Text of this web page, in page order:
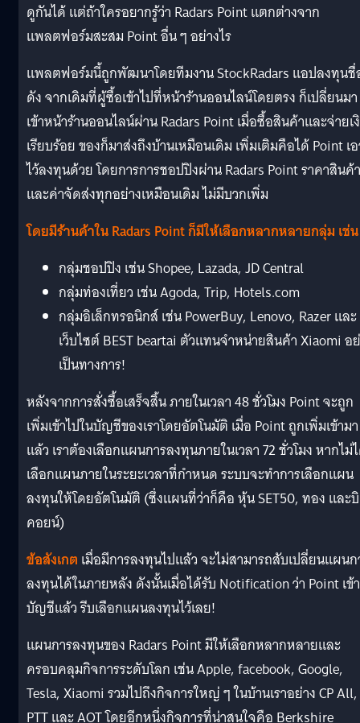
ดูกันได้ แต่ถ้าใครอยากรู้ว่า Radars Point แตกต่างจาก
แพลตฟอร์มสะสม Point อื่น ๆ อย่างไร
แพลตฟอร์มนี้ถูกพัฒนาโดยทีมงาน StockRadars แอปลงทุน
ดัง จากเดิมที่ผู้ซื้อเข้าไปที่หน้าร้านออนไลน์โดยตรง ก็เปลี่ยนมา
เข้าหน้าร้านออนไลน์ผ่าน Radars Point เมื่อซื้อสินค้าและจ่ายเ
เรียบร้อย ของก็มาส่งถึงบ้านเหมือนเดิม เพิ่มเติมคือได้ Point เ
ไว้ลงทุนด้วย โดยการการชอปปิงผ่าน Radars Point ราคาสินค้า
และค่าจัดส่งทุกอย่างเหมือนเดิม ไม่มีบวกเพิ่ม
โดยมีร้านค้าใน Radars Point ก็มีให้เลือกหลากหลายกลุ่ม เช่น
กลุ่มชอปปิง เช่น Shopee, Lazada, JD Central
กลุ่มท่องเที่ยว เช่น Agoda, Trip, Hotels.com
กลุ่มอิเล็กทรอนิกส์ เช่น PowerBuy, Lenovo, Razer และ
เว็บไซต์ BEST beartai ตัวแทนจำหน่ายสินค้า Xiaomi อ
เป็นทางการ!
หลังจากการสั่งซื้อเสร็จสิ้น ภายในเวลา 48 ชั่วโมง Point จะถูก
เพิ่มเข้าไปในบัญชีของเราโดยอัตโนมัติ เมื่อ Point ถูกเพิ่มเข้ามา
แล้ว เราต้องเลือกแผนการลงทุนภายในเวลา 72 ชั่วโมง หากไม่
เลือกแผนภายในระยะเวลาที่กำหนด ระบบจะทำการเลือกแผน
ลงทุนให้โดยอัตโนมัติ (ซึ่งแผนที่ว่าก็คือ หุ้น SET50, ทอง และ
คอยน์)
ข้อสังเกต เมื่อมีการลงทุนไปแล้ว จะไม่สามารถสับเปลี่ยนแผน
ลงทุนได้ในภายหลัง ดังนั้นเมื่อได้รับ Notification ว่า Point เข้
บัญชีแล้ว รีบเลือกแผนลงทุนไว้เลย!
แผนการลงทุนของ Radars Point มีให้เลือกหลากหลายและ
ครอบคลุมกิจการระดับโลก เช่น Apple, facebook, Google,
Tesla, Xiaomi รวมไปถึงกิจการใหญ่ ๆ ในบ้านเราอย่าง CP All,
PTT และ AOT โดยอีกหนึ่งกิจการที่น่าสนใจคือ Berkshire